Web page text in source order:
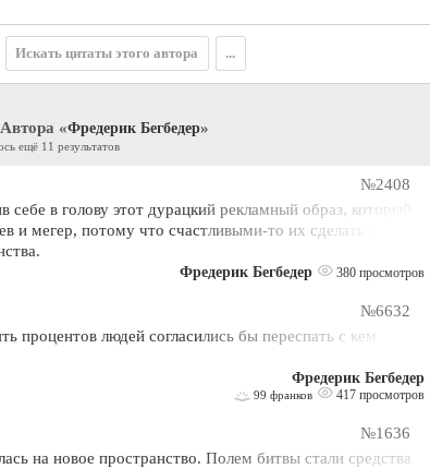
Искать цитаты этого автора ...
«Фредерик Бегбедер»
ещё 11 результатов
№2408
в голову этот дурацкий рекламный образ, который
и мегер, потому что счастливыми-то их сделать может
Фредерик Бегбедер 380 просмотров
№6632
процентов людей согласились бы переспать с кем
Фредерик Бегбедер
99 франков 417 просмотров
№1636
на новое пространство. Полем битвы стали средства